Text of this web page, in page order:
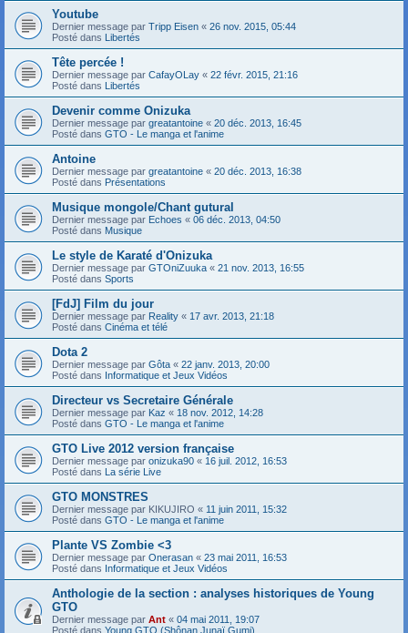
Youtube
Dernier message par Tripp Eisen « 26 nov. 2015, 05:44
Posté dans Libertés
Tête percée !
Dernier message par CafayOLay « 22 févr. 2015, 21:16
Posté dans Libertés
Devenir comme Onizuka
Dernier message par greatantoine « 20 déc. 2013, 16:45
Posté dans GTO - Le manga et l'anime
Antoine
Dernier message par greatantoine « 20 déc. 2013, 16:38
Posté dans Présentations
Musique mongole/Chant gutural
Dernier message par Echoes « 06 déc. 2013, 04:50
Posté dans Musique
Le style de Karaté d'Onizuka
Dernier message par GTOniZuuka « 21 nov. 2013, 16:55
Posté dans Sports
[FdJ] Film du jour
Dernier message par Reality « 17 avr. 2013, 21:18
Posté dans Cinéma et télé
Dota 2
Dernier message par Gôta « 22 janv. 2013, 20:00
Posté dans Informatique et Jeux Vidéos
Directeur vs Secretaire Générale
Dernier message par Kaz « 18 nov. 2012, 14:28
Posté dans GTO - Le manga et l'anime
GTO Live 2012 version française
Dernier message par onizuka90 « 16 juil. 2012, 16:53
Posté dans La série Live
GTO MONSTRES
Dernier message par KIKUJIRO « 11 juin 2011, 15:32
Posté dans GTO - Le manga et l'anime
Plante VS Zombie <3
Dernier message par Onerasan « 23 mai 2011, 16:53
Posté dans Informatique et Jeux Vidéos
Anthologie de la section : analyses historiques de Young
GTO
Dernier message par Ant « 04 mai 2011, 19:07
Posté dans Young GTO (Shônan Junaï Gumi)